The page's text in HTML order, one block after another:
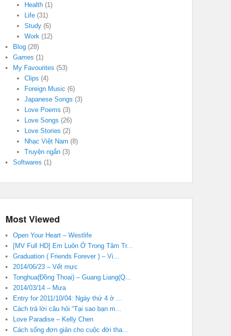
Health(1)
Life(31)
Study(6)
Work(12)
Blog (28)
Games (1)
My Favourites (53)
Clips (4)
Foreign Music (6)
Japanese Songs (3)
Love Poems (3)
Love Songs (26)
Love Stories (2)
Nhạc Việt Nam (8)
Truyện ngắn(3)
Softwares (1)
Most Viewed
Open Your Heart – Westlife
[MV Full HD] Em Luôn Ở Trong Tâm Tr...
Graduation ( Friends Forever ) – Vi...
2014/06/23 – Vết mực
Tonghua(Đồng Thoại) – Guang Liang(Q...
2014/03/14 – Mưa
Entry for 2011/10/04: Ngày thứ 4 ở ...
Cách trả lời câu hỏi “Tại sao bạn m...
Love Paradise – Kelly Chen
Cách sống đơn giản cho cuộc đời tha...